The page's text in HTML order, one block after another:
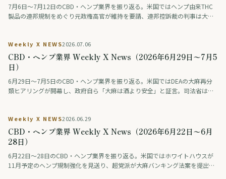
7月6日〜7月12日のCBD・ヘンプ業界を振り返る。米国ではヘンプ由来THC
製品の連邦規制をめぐり元政権高官が維持を要請、連邦控訴裁の判事は大麻
製剤の医師主導治験がAMEDの事業に採択され、医薬品開発が前進した。
Weekly X NEWS2026.07.06
CBD・ヘンプ業界 Weekly X News（2026年6月29日〜7月5
日）
6月29日〜7月5日のCBD・ヘンプ業界を振り返る。米国ではDEAの大麻再分
類ヒアリングが開幕し、政府自ら「大麻は酒より安全」と証言。司法省は反
を最終化へ。日本では薬物有害性ランキングが議論を呼んだ。
Weekly X NEWS2026.06.29
CBD・ヘンプ業界 Weekly X News（2026年6月22日〜6月
28日）
6月22日〜28日のCBD・ヘンプ業界を振り返る。米国ではホワイトハウスが
11月予定のヘンプ規制強化を見送り、超党派が大麻バンキング法案を提出。